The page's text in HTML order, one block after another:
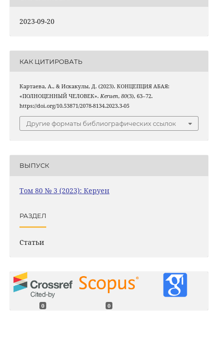
2023-09-20
КАК ЦИТИРОВАТЬ
Картаева, А., & Искакулы, Д. (2023). КОНЦЕПЦИЯ АБАЯ:
«ПОЛНОЦЕННЫЙ ЧЕЛОВЕК». Keruen, 80(3), 63–72.
https://doi.org/10.53871/2078-8134.2023.3-05
Другие форматы библиографических ссылок
ВЫПУСК
Том 80 № 3 (2023): Керуен
РАЗДЕЛ
Статьи
0 0